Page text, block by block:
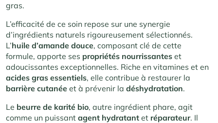
gras.
L’efficacité de ce soin repose sur une synergie
d’ingrédients naturels rigoureusement sélectionnés.
L’huile d’amande douce, composant clé de cette
formule, apporte ses propriétés nourrissantes et
adoucissantes exceptionnelles. Riche en vitamines et en
acides gras essentiels, elle contribue à restaurer la
barrière cutanée et à prévenir la déshydratation.
Le beurre de karité bio, autre ingrédient phare, agit
comme un puissant agent hydratant et réparateur. Il